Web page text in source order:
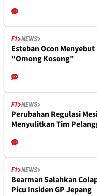
F1 NEWS
Esteban Ocon
"Omong Kosong"
F1 NEWS
Perubahan Regulasi
Menyulitkan Tim
F1 NEWS
Bearman Salahkan
Picu Insiden GP Jepang